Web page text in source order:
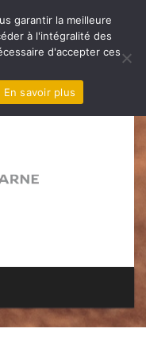
garantir la meilleure
à l'intégralité des
d'accepter ces
En savoir plus